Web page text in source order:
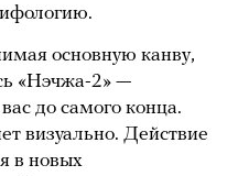
основную канву,
«Нэчжа-2» —
до самого конца.
визуально. Действие
в новых